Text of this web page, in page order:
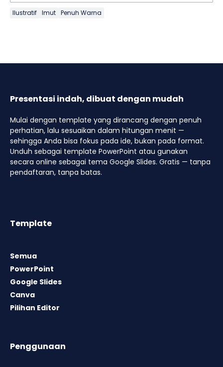
Ilustratif Imut Penuh Warna
Presentasi indah, dibuat dengan mudah
Mulai dengan template yang dirancang dengan penuh
perhatian, lalu sesuaikan dalam hitungan menit —
sehingga Anda bisa fokus pada ide, bukan pada format.
Unduh sebagai template PowerPoint atau gunakan
secara online sebagai tema Google Slides. Gratis — tanpa
pendaftaran, tanpa batas.
Template
Semua
PowerPoint
Google Slides
Canva
Pilihan Editor
Penggunaan